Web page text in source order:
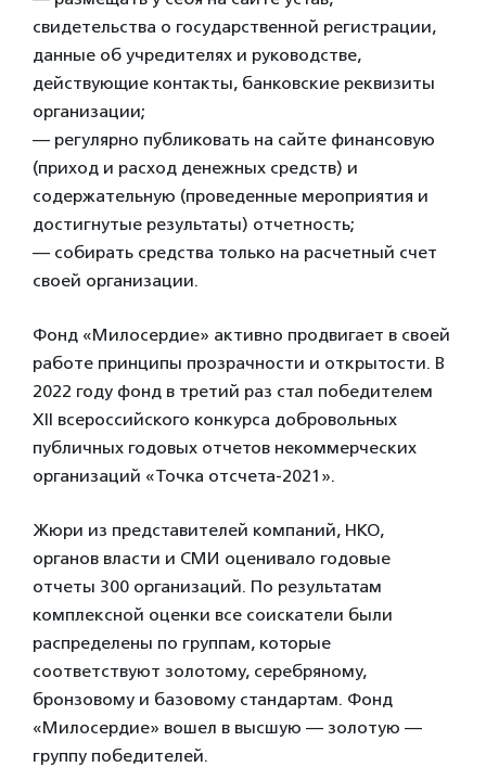
свидетельства о государственной регистрации,
данные об учредителях и руководстве,
действующие контакты, банковские реквизиты
организации;
— регулярно публиковать на сайте финансовую
(приход и расход денежных средств) и
содержательную (проведенные мероприятия и
достигнутые результаты) отчетность;
— собирать средства только на расчетный счет
своей организации.
Фонд «Милосердие» активно продвигает в своей
работе принципы прозрачности и открытости. В
2022 году фонд в третий раз стал победителем
XII всероссийского конкурса добровольных
публичных годовых отчетов некоммерческих
организаций «Точка отсчета-2021».
Жюри из представителей компаний, НКО,
органов власти и СМИ оценивало годовые
отчеты 300 организаций. По результатам
комплексной оценки все соискатели были
распределены по группам, которые
соответствуют золотому, серебряному,
бронзовому и базовому стандартам. Фонд
«Милосердие» вошел в высшую — золотую —
группу победителей.